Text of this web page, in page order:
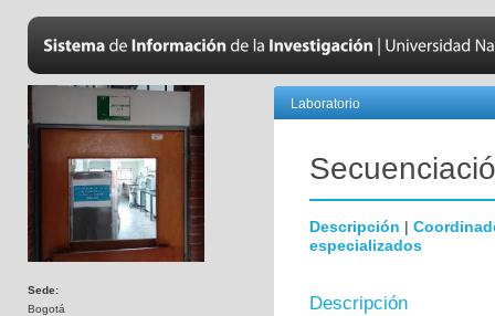
Sede:
Bogotá
Laboratorio
Descripción |
especializados
Descripción